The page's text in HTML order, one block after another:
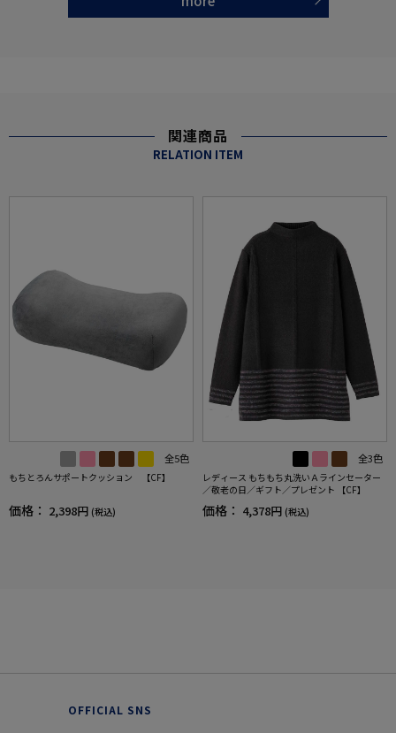
関連商品
RELATION ITEM
全5色
もちとろんサポートクッション 【CF】
価格： 2,398円 (税込)
全3色
レディース もちもち丸洗いＡラインセーター
／敬老の日／ギフト／プレゼント 【CF】
価格： 4,378円 (税込)
OFFICIAL SNS